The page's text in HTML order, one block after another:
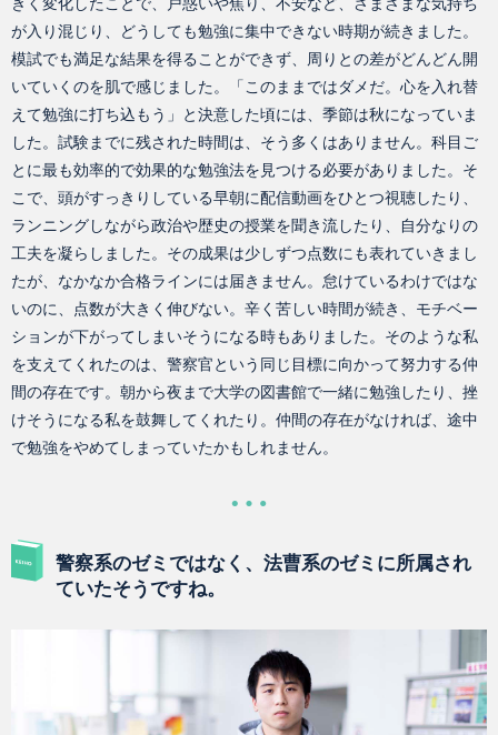
が入り混じり、どうしても勉強に集中できない時期が続きました。
模試でも満足な結果を得ることができず、周りとの差がどんどん開
いていくのを肌で感じました。「このままではダメだ。心を入れ替
えて勉強に打ち込もう」と決意した頃には、季節は秋になっていま
した。試験までに残された時間は、そう多くはありません。科目ご
とに最も効率的で効果的な勉強法を見つける必要がありました。そ
こで、頭がすっきりしている早朝に配信動画をひとつ視聴したり、
ランニングしながら政治や歴史の授業を聞き流したり、自分なりの
工夫を凝らしました。その成果は少しずつ点数にも表れていきまし
たが、なかなか合格ラインには届きません。怠けているわけではな
いのに、点数が大きく伸びない。辛く苦しい時間が続き、モチベー
ションが下がってしまいそうになる時もありました。そのような私
を支えてくれたのは、警察官という同じ目標に向かって努力する仲
間の存在です。朝から夜まで大学の図書館で一緒に勉強したり、挫
けそうになる私を鼓舞してくれたり。仲間の存在がなければ、途中
で勉強をやめてしまっていたかもしれません。
警察系のゼミではなく、法曹系のゼミに所属され
ていたそうですね。